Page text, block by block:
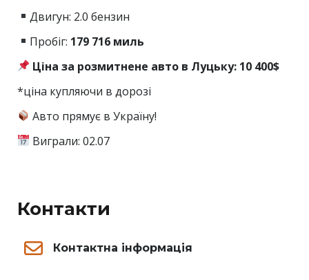
Двигун: 2.0 бензин
Пробіг: 179 716 миль
Ціна за розмитнене авто в Луцьку: 10 400$
*ціна купляючи в дорозі
Авто прямує в Україну!
Виграли: 02.07
Контакти
Контактна інформація